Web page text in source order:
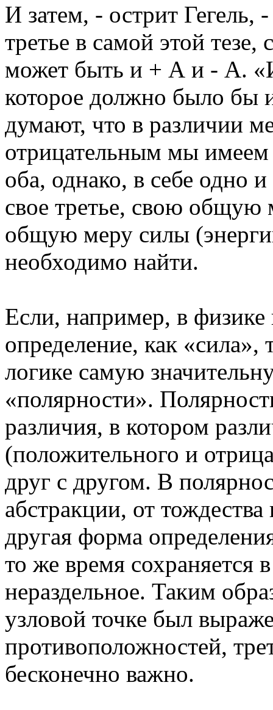
И затем, - острит Гегель,
третье в самой этой
может быть и + А и - А.
которое должно было бы
думают, что в различии
отрицательным мы
оба, однако, в себе одно
свое третье, свою общую
общую меру силы
необходимо найти.
Если, например, в физике
определение, как
логике самую
«полярности».
различия, в котором
(положительного и
друг с другом. В
абстракции, от
другая форма
то же время сохраняется
нераздельное. Таким
узловой точке был
противоположностей,
бесконечно важно.